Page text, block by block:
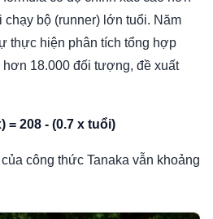
bộ (runner) lớn tuổi. Năm
thực hiện phân tích tổng hợp
18.000 đối tượng, đề xuất
= 208 - (0.7 x tuổi)
công thức Tanaka vẫn khoảng